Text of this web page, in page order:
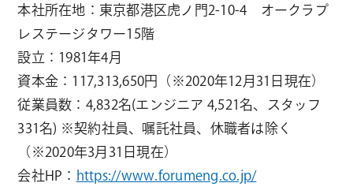
本社所在地：東京都港区虎ノ門2-10-4 オークラプ
レステージタワー15階
設立：1981年4月
資本金：117,313,650円（※2020年12月31日現在）
従業員数：4,832名(エンジニア 4,521名、スタッフ
331名) ※契約社員、嘱託社員、休職者は除く
（※2020年3月31日現在）
会社HP： https://www.forumeng.co.jp/